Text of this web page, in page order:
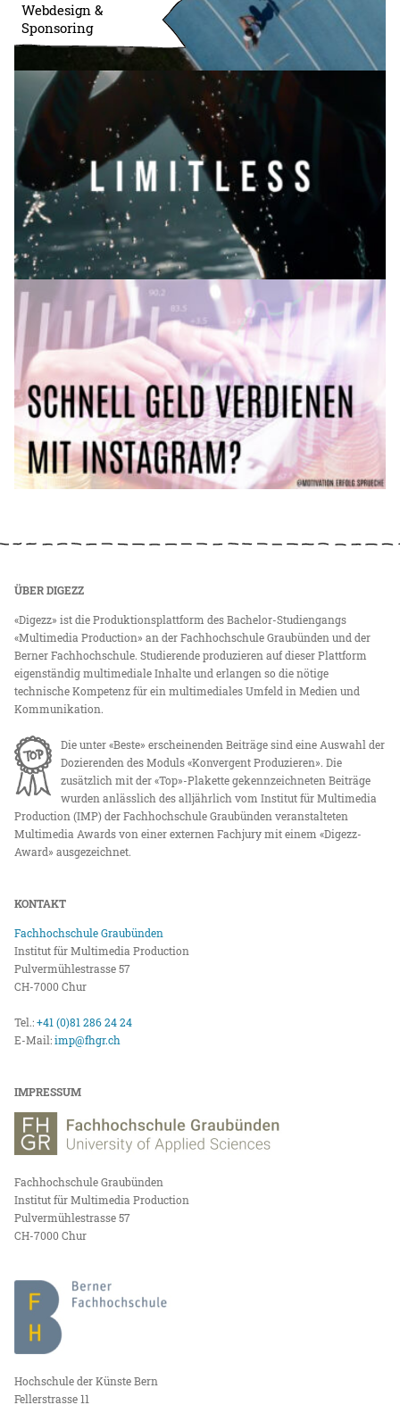
Webdesign &
Sponsoring
ÜBER DIGEZZ
«Digezz» ist die Produktionsplattform des Bachelor-Studiengangs
«Multimedia Production» an der Fachhochschule Graubünden und der
Berner Fachhochschule. Studierende produzieren auf dieser Plattform
eigenständig multimediale Inhalte und erlangen so die nötige
technische Kompetenz für ein multimediales Umfeld in Medien und
Kommunikation.
Die unter «Beste» erscheinenden Beiträge sind eine Auswahl der
Dozierenden des Moduls «Konvergent Produzieren». Die
zusätzlich mit der «Top»-Plakette gekennzeichneten Beiträge
wurden anlässlich des alljährlich vom Institut für Multimedia
Production (IMP) der Fachhochschule Graubünden veranstalteten
Multimedia Awards von einer externen Fachjury mit einem «Digezz-
Award» ausgezeichnet.
KONTAKT
Fachhochschule Graubünden
Institut für Multimedia Production
Pulvermühlestrasse 57
CH-7000 Chur
Tel.:+41 (0)81 286 24 24
E-Mail:imp@fhgr.ch
IMPRESSUM
Fachhochschule Graubünden
Institut für Multimedia Production
Pulvermühlestrasse 57
CH-7000 Chur
Hochschule der Künste Bern
Fellerstrasse 11